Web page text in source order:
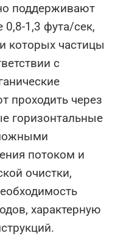
поддерживают
0,8-1,3 фута/сек,
которых частицы
с
проходить через
горизонтальные
потоком и
очистки,
характерную